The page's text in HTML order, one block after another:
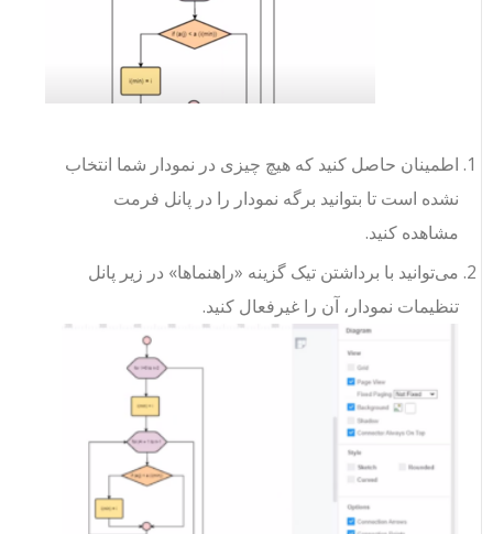
اطمینان حاصل کنید که هیچ چیزی در نمودار شما انتخاب
نشده است تا بتوانید برگه نمودار را در پانل فرمت
مشاهده کنید.
می‌توانید با برداشتن تیک گزینه «راهنماها» در زیر پانل
تنظیمات نمودار، آن را غیرفعال کنید.